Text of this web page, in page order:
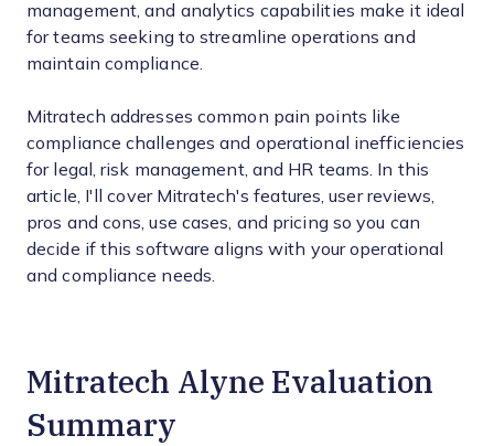
management, and analytics capabilities make it ideal
for teams seeking to streamline operations and
maintain compliance.
Mitratech addresses common pain points like
compliance challenges and operational inefficiencies
for legal, risk management, and HR teams. In this
article, I'll cover Mitratech's features, user reviews,
pros and cons, use cases, and pricing so you can
decide if this software aligns with your operational
and compliance needs.
Mitratech Alyne Evaluation
Summary